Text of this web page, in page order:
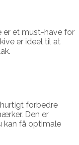
er et must-have for
er ideel til at
forbedre
Den er
kan få optimale